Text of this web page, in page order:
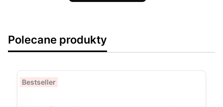
Polecane produkty
Bestseller